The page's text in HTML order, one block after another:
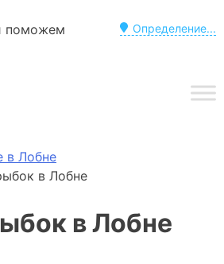
Определение...
поможем
в Лобне
в Лобне
в Лобне